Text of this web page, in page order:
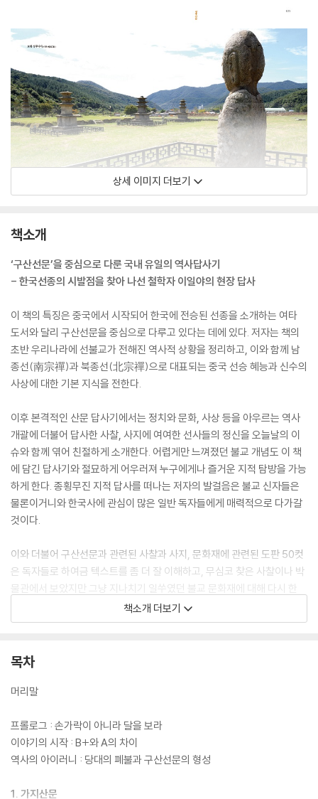
상세 이미지 더보기
책소개
‘구산선문’을 중심으로 다룬 국내 유일의 역사답사기
- 한국선종의 시발점을 찾아 나선 철학자 이일야의 현장 답사
이 책의 특징은 중국에서 시작되어 한국에 전승된 선종을 소개하는 여타
도서와 달리 구산선문을 중심으로 다루고 있다는 데에 있다. 저자는 책의
초반 우리나라에 선불교가 전해진 역사적 상황을 정리하고, 이와 함께 남
종선(南宗禪)과 북종선(北宗禪)으로 대표되는 중국 선승 혜능과 신수의
사상에 대한 기본 지식을 전한다.
이후 본격적인 산문 답사기에서는 정치와 문화, 사상 등을 아우르는 역사
개괄에 더불어 답사한 사찰, 사지에 여여한 선사들의 정신을 오늘날의 이
슈와 함께 엮어 친절하게 소개한다. 어렵게만 느껴졌던 불교 개념도 이 책
에 담긴 답사기와 절묘하게 어우러져 누구에게나 즐거운 지적 탐방을 가능
하게 한다. 종횡무진 지적 답사를 떠나는 저자의 발걸음은 불교 신자들은
물론이거니와 한국사에 관심이 많은 일반 독자들에게 매력적으로 다가갈
것이다.
이와 더불어 구산선문과 관련된 사찰과 사지, 문화재에 관련된 도판 50컷
은 독자들로 하여금 텍스트를 좀 더 잘 이해하고, 무심코 찾은 사찰이나 박
물관에서 보았지만 그냥 지나치기 일쑤였던 불교 문화재에 대해 다시 한
번 곱씹는 계기를 만들어 줄 것이다. 한편 각 산문의 글 말미에는 답사노트
를 두어 산문과 선승 관련 문화재와 사찰, 사지에 대한 정보를 수록해 일반
성지순례를 위한 준비를 할 수 있게 도와준다.
책소개 더보기
목차
머리말
프롤로그 : 손가락이 아니라 달을 보라
이야기의 시작 : B+와 A의 차이
역사의 아이러니 : 당대의 폐불과 구산선문의 형성
1. 가지산문